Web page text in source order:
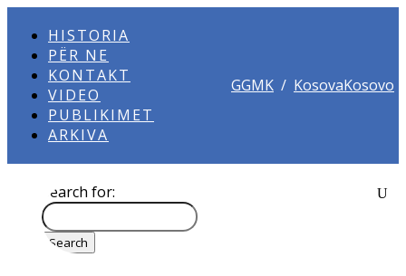
HISTORIA
PËR NE
KONTAKT
VIDEO
PUBLIKIMET
ARKIVA
GGMK / KosovaKosovo
Search for: